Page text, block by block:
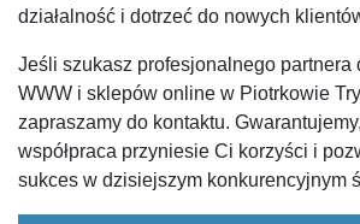
działalność i dotrzeć do nowych
Jeśli szukasz profesjonalnego partnera
WWW i sklepów online w Piotrkowie
zapraszamy do kontaktu.
współpraca przyniesie Ci korzyści i
sukces w dzisiejszym konkurencyjnym